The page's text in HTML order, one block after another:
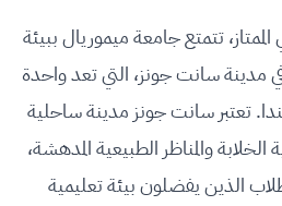
الممتاز، تتمتع جامعة ميموريال ببيئة
مدينة سانت جونز، التي تعد واحدة
تعتبر سانت جونز مدينة ساحلية
الخلابة والمناظر الطبيعية المدهشة،
الذين يفضلون بيئة تعليمية